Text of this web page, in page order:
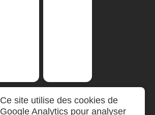
Ce site utilise des cookies de
Google Analytics pour analyser